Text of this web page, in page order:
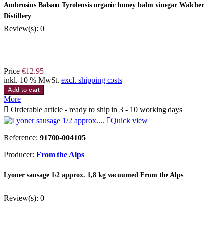
Ambrosius Balsam Tyrolensis organic honey balm vinegar Walcher
Distillery
Review(s): 0
Price €12.95
inkl. 10 % MwSt. excl. shipping costs
Add to cart
More
 Orderable article - ready to ship in 3 - 10 working days
Quick view
Reference: 91700-004105
Producer: From the Alps
Lyoner sausage 1/2 approx. 1,8 kg vacuumed From the Alps
Review(s): 0